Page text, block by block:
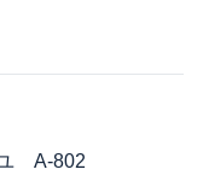
ユ A-802